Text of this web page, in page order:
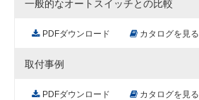
一般的なオートスイッチとの比較
PDFダウンロード カタログを見る
取付事例
PDFダウンロード カタログを見る